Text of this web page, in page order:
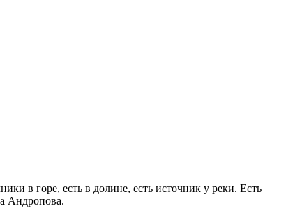
в горе, есть в долине, есть источник у реки. Есть
Андропова.